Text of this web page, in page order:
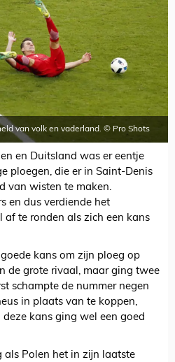
van volk en vaderland. © Pro Shots
en Duitsland was er eentje
ploegen, die er in Saint-Denis
van wisten te maken.
en dus verdiende het
af te ronden als zich een kans
kans om zijn ploeg op
de grote rivaal, maar ging twee
schampte de nummer negen
in plaats van te koppen,
kans ging wel een goed
als Polen het in zijn laatste